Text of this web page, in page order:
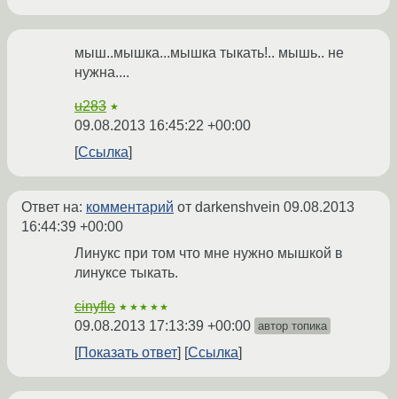
мыш..мышка...мышка тыкать!.. мышь.. не
нужна....
u283 ★
09.08.2013 16:45:22 +00:00
Ссылка
Ответ на: комментарий от darkenshvein 09.08.2013
16:44:39 +00:00
Линукс при том что мне нужно мышкой в
линуксе тыкать.
cinyflo ★★★★★
09.08.2013 17:13:39 +00:00 автор топика
Показать ответ Ссылка